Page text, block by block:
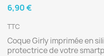
6,90 €
TTC
Coque Girly imprimée en
protectrice de votre